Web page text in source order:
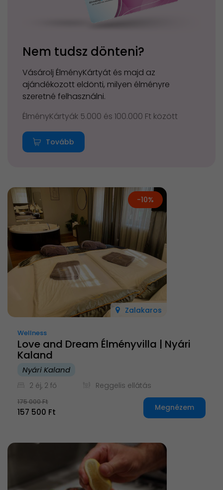
Nem tudsz dönteni?
Vásárolj ÉlményKártyát és majd az
ajándékozott eldönti, milyen élményre
szeretné felhasználni.
ÉlményKártyák 5.000 és 100.000 Ft között
Tovább
-10%
Zalakaros
Wellness
Love and Dream Élményvilla | Nyári
Kaland
Nyári Kaland
2 éj, 2 fő Reggelis ellátás
175 000 Ft
157 500 Ft Megnézem